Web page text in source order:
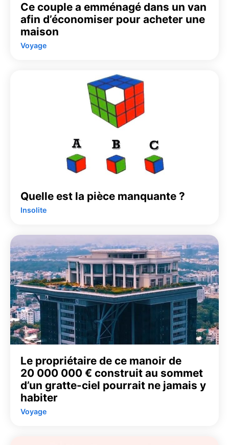
Ce couple a emménagé dans un van
afin d’économiser pour acheter une
maison
Voyage
Quelle est la pièce manquante ?
Insolite
Le propriétaire de ce manoir de
20 000 000 € construit au sommet
d’un gratte-ciel pourrait ne jamais y
habiter
Voyage